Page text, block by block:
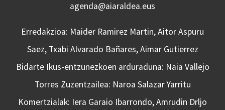
agenda@aiaraldea.eus
Erredakzioa: Maider Ramirez Martin, Aitor Aspuru
Saez, Txabi Alvarado Bañares, Aimar Gutierrez
Bidarte Ikus-entzunezkoen arduraduna: Naia Vallejo
Torres Zuzentzailea: Naroa Salazar Yarritu
Komertzialak: Iera Garaio Ibarrondo, Amrudin Drljo